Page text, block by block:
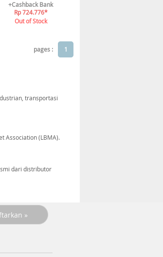
+Cashback Bank
Rp 724.776*
Out of Stock
pages : 1
transportasi
Association (LBMA).
dari distributor